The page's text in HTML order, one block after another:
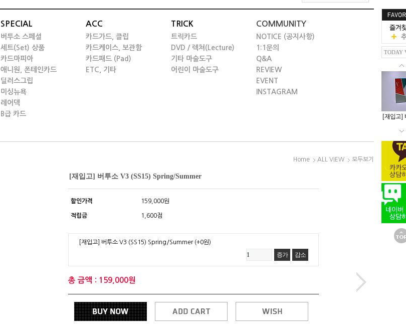
SPECIAL
버투소 스페셜
세트(Set) 상품
카드마피아
애니원, 폰테인카드
딜러스그립
미싱뉴욕
레어덱
B급 카드
ACC
카드가드, 클립
카드케이스, 보관함
카드패드 (Pad)
ETC, 기타
TRICK
트릭카드
DVD / 렉쳐(Lecture)
기타 마술도구
어린이 마술도구
COMMUNITY
NOTICE (공지사항)
1:1문의
Q&A
REVIEW
EVENT
INSTAGRAM
TODAY
[재입고]
Home ALL VIEW 모두보기
[재입고] 버투소 V3 (SS15) Spring/Summer
할인가격 159,000원
적립금 1,600점
[재입고] 버투소 V3 (SS15) Spring/Summer (+0원)
증가 감소
총 금액 : 159,000원